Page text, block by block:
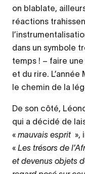
on blablate,
réactions
dans un symbole
temps ! – faire
et du rire.
le chemin de la
De son côté,
qui a décidé de
« mauvais esprit »,
« Les trésors de
et devenus objets